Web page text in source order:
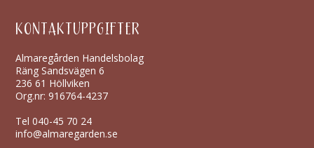
KONTAKTUPPGIFTER
Almaregården Handelsbolag
Räng Sandsvägen 6
236 61 Höllviken
Org.nr: 916764-4237
Tel040-45 70 24
info@almaregarden.se